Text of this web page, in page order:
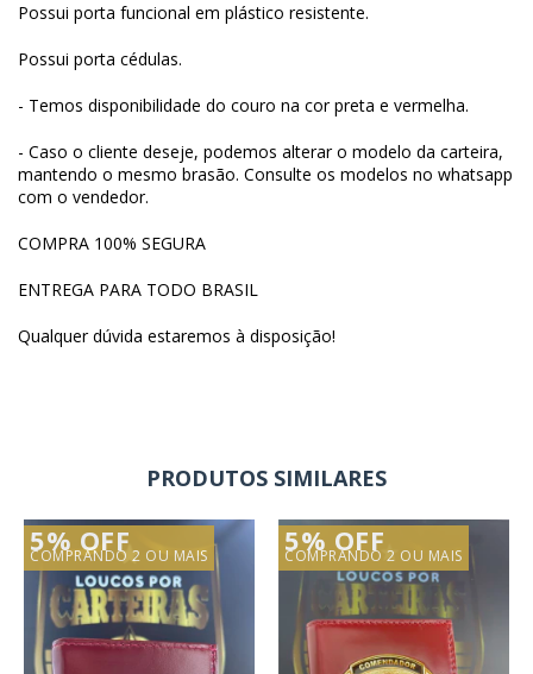
Possui porta funcional em plástico resistente.
Possui porta cédulas.
- Temos disponibilidade do couro na cor preta e vermelha.
- Caso o cliente deseje, podemos alterar o modelo da carteira,
mantendo o mesmo brasão. Consulte os modelos no whatsapp
com o vendedor.
COMPRA 100% SEGURA
ENTREGA PARA TODO BRASIL
Qualquer dúvida estaremos à disposição!
PRODUTOS SIMILARES
5% OFF
COMPRANDO 2 OU MAIS 5% OFF
COMPRANDO 2 OU MAIS